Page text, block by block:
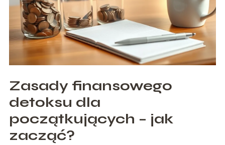
Zasady finansowego
detoksu dla
początkujących – jak
zacząć?